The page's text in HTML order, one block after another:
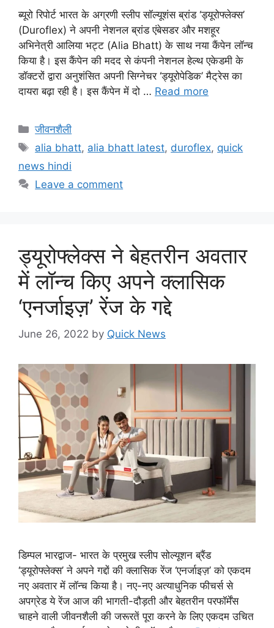
ब्यूरो रिपोर्ट भारत के अग्रणी स्‍लीप सॉल्‍यूशंस ब्रांड ‘ड्यूरोफ्लेक्स’
(Duroflex) ने अपनी नेशनल ब्रांड एंबेसडर और मशहूर
अभिनेत्री आलिया भट्ट (Alia Bhatt) के साथ नया कैंपेन लॉन्च
किया है। इस कैंपेन की मदद से कंपनी नेशनल हेल्थ एकेडमी के
डॉक्टरों द्वारा अनुशंसित अपनी सिग्‍नेचर ‘ड्यूरोपेडिक’ मैट्रेस का
दायरा बढ़ा रही है। इस कैंपेन में दो … Read more
जीवनशैली
alia bhatt, alia bhatt latest, duroflex, quick
news hindi
Leave a comment
ड्यूरोफ्लेक्स ने बेहतरीन अवतार
में लॉन्च किए अपने क्लासिक
‘एनर्जाइज़’ रेंज के गद्दे
June 26, 2022 by Quick News
डिम्पल भारद्वाज- भारत के प्रमुख स्लीप सोल्यूशन ब्रैंड
‘ड्यूरोफ्लेक्स’ ने अपने गद्दों की क्‍लासिक रेंज ‘एनर्जाइज़’ को एकदम
नए अवतार में लॉन्‍च किया है। नए-नए अत्‍याधुनिक फीचर्स से
अपग्रेड ये रेंज आज की भागती-दौड़ती और बेहतरीन परफॉर्मेंस
चाहने वाली जीवनशैली की जरूरतें पूरा करने के लिए एकदम उचित